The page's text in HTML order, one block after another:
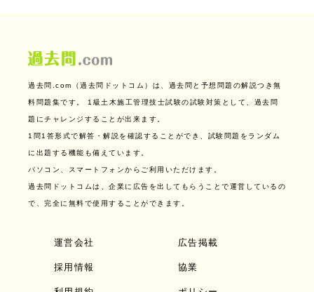
過去問.com（過去問ドットコム）は、過去問と予想問題の解説つき無
料問題集です。 1級土木施工管理技士試験の試験対策として、過去問
題にチャレンジすることが出来ます。
1問1答形式で解答・解説を確認することができ、試験問題をランダム
に出題する機能も備えています。
パソコン、スマートフォンからご利用いただけます。
過去問ドットコムは、企業に広告を出してもらうことで運営しているの
で、完全に無料で使用することができます。
運営会社 広告掲載
採用情報 協業